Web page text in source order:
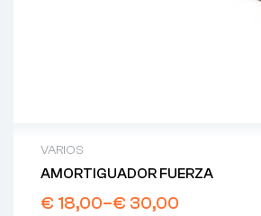
VARIOS
AMORTIGUADOR FUERZA
€ 18,00–€ 30,00